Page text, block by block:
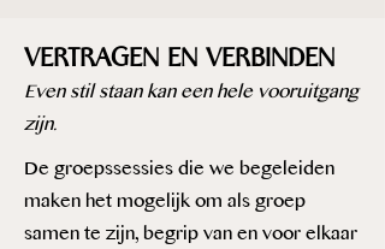
VERTRAGEN EN VERBINDEN
Even stil staan kan een hele vooruitgang
zijn.
De groepssessies die we begeleiden
maken het mogelijk om als groep
samen te zijn, begrip van en voor elkaar